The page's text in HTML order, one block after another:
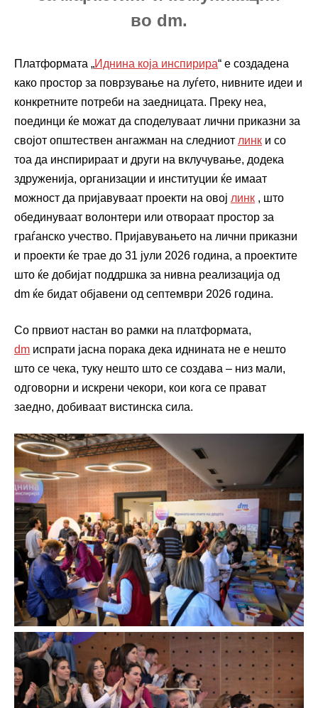
во dm.
Платформата „Иднина која инспирира“ е создадена
како простор за поврзување на луѓето, нивните идеи и
конкретните потреби на заедницата. Преку неа,
поединци ќе можат да споделуваат лични приказни за
својот општествен ангажман на следниот линк и со
тоа да инспирираат и други на вклучување, додека
здруженија, организации и институции ќе имаат
можност да пријавуваат проекти на овој линк , што
обединуваат волонтери или отвораат простор за
граѓанско учество. Пријавувањето на лични приказни
и проекти ќе трае до 31 јули 2026 година, а проектите
што ќе добијат поддршка за нивна реализација од
dm ќе бидат објавени од септември 2026 година.
Со првиот настан во рамки на платформата,
dm испрати јасна порака дека иднината не е нешто
што се чека, туку нешто што се создава – низ мали,
одговорни и искрени чекори, кои кога се прават
заедно, добиваат вистинска сила.